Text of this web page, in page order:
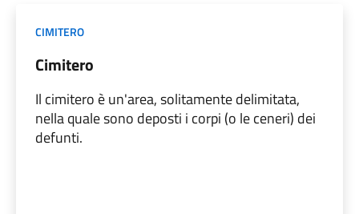
CIMITERO
Cimitero
Il cimitero è un'area, solitamente delimitata,
nella quale sono deposti i corpi (o le ceneri) dei
defunti.